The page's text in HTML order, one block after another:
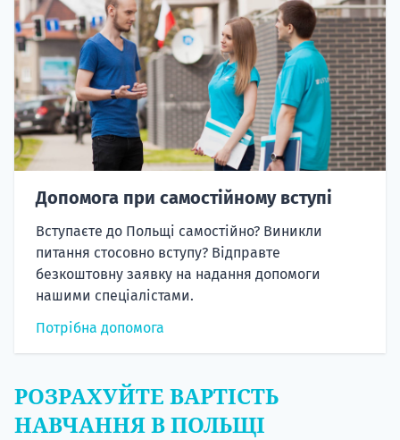
Допомога при самостійному вступі
Вступаєте до Польщі самостійно? Виникли
питання стосовно вступу? Відправте
безкоштовну заявку на надання допомоги
нашими спеціалістами.
Потрібна допомога
РОЗРАХУЙТЕ ВАРТІСТЬ
НАВЧАННЯ В ПОЛЬЩІ